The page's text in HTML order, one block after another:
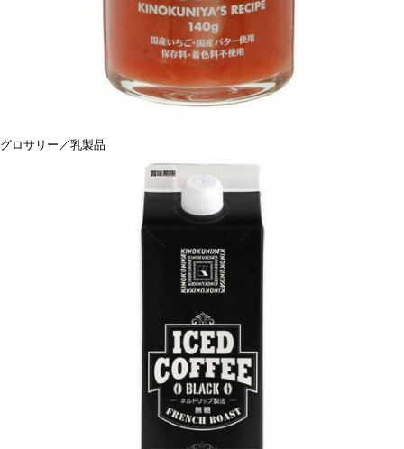
グロサリー／乳製品